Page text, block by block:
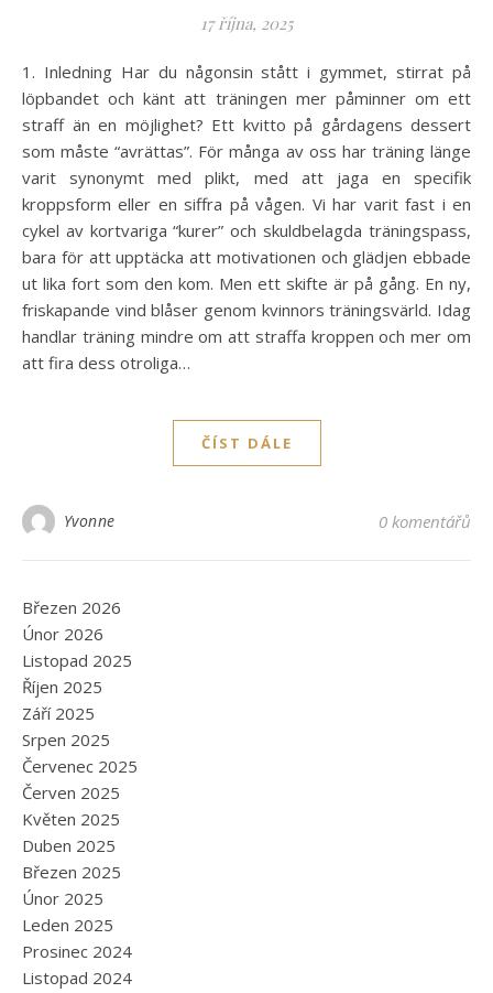
17 října, 2025
1. Inledning Har du någonsin stått i gymmet, stirrat på
löpbandet och känt att träningen mer påminner om ett
straff än en möjlighet? Ett kvitto på gårdagens dessert
som måste “avrättas”. För många av oss har träning länge
varit synonymt med plikt, med att jaga en specifik
kroppsform eller en siffra på vågen. Vi har varit fast i en
cykel av kortvariga “kurer” och skuldbelagda träningspass,
bara för att upptäcka att motivationen och glädjen ebbade
ut lika fort som den kom. Men ett skifte är på gång. En ny,
friskapande vind blåser genom kvinnors träningsvärld. Idag
handlar träning mindre om att straffa kroppen och mer om
att fira dess otroliga…
ČÍST DÁLE
Yvonne 0 komentářů
Březen 2026
Únor 2026
Listopad 2025
Říjen 2025
Září 2025
Srpen 2025
Červenec 2025
Červen 2025
Květen 2025
Duben 2025
Březen 2025
Únor 2025
Leden 2025
Prosinec 2024
Listopad 2024